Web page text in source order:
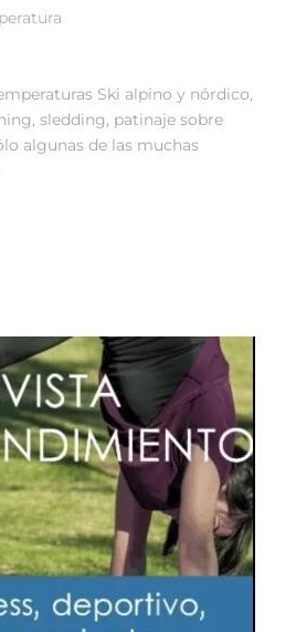
Ski alpino y nórdico,
sledding, patinaje sobre
algunas de las muchas